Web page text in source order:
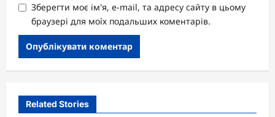
Зберегти моє ім'я, e-mail, та адресу сайту в цьому
браузері для моїх подальших коментарів.
Related Stories